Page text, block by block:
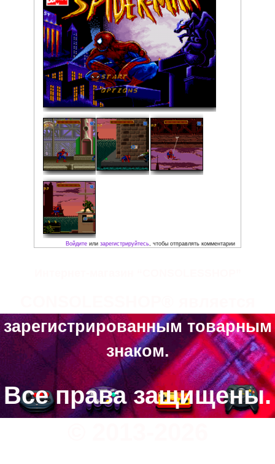
Скриншоты:
зарегистрированным товарным
знаком.
Все права защищены.